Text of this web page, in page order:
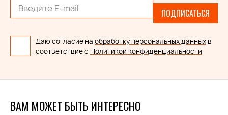
ПОДПИСАТЬСЯ
Даю согласие на обработку персональных данных в
соответствие с Политикой конфиденциальности
ВАМ МОЖЕТ БЫТЬ ИНТЕРЕСНО